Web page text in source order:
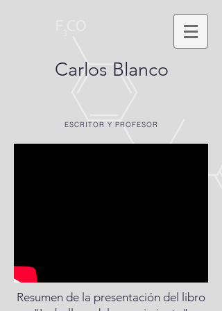
Carlos Blanco
ESCRITOR Y PROFESOR
Resumen de la presentación del libro